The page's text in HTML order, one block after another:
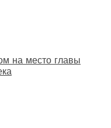
на место главы